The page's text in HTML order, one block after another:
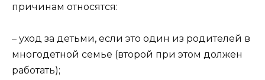
причинам относятся:
– уход за детьми, если это один из родителей в
многодетной семье (второй при этом должен
работать);